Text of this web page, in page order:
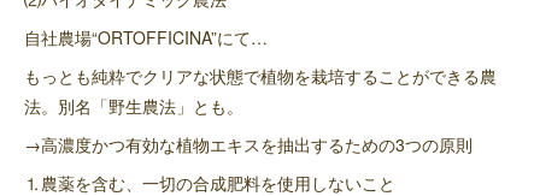
自社農場“ORTOFFICINA”にて…
もっとも純粋でクリアな状態で植物を栽培することができる農
法。別名「野生農法」とも。
→高濃度かつ有効な植物エキスを抽出するための3つの原則
⒈農薬を含む、一切の合成肥料を使用しないこと